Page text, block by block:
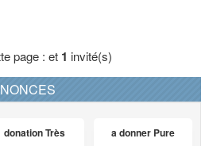
page : et 1 invité(s)
donation Très a donner Pure